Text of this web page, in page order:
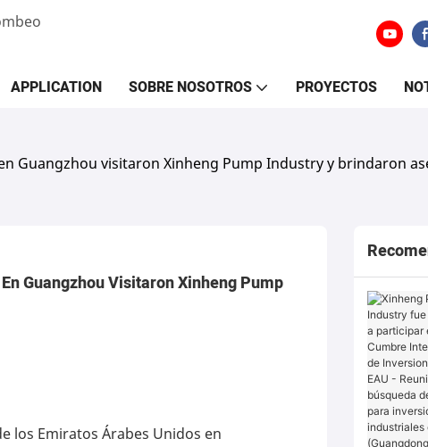
APPLICATION SOBRE NOSOTROS PROYECTOS
Guangzhou visitaron Xinheng Pump Industry y brindaron
Guangzhou Visitaron Xinheng Pump
los Emiratos Árabes Unidos en